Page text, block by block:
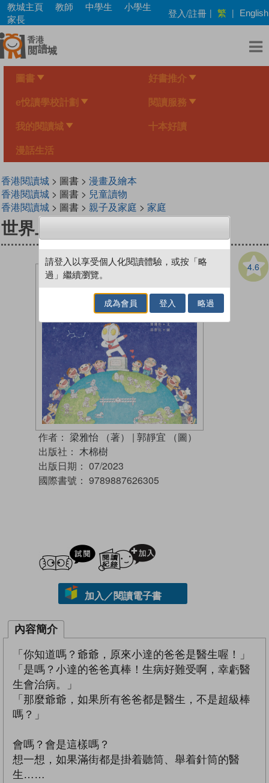
Skip
main
content
教城主頁 教師 中學生
小學生
家長
登入/註冊 | 繁 | English
圖書 好書推介
e悅讀學校計劃 閱讀服務
我的閱讀城 十本好讀
漫話生活
香港閱讀城> 圖書 > 漫畫及繪本
香港閱讀城> 圖書 > 兒童讀物
香港閱讀城> 圖書 > 親子及家庭 > 家庭
世界上最棒的爸爸
4.6
作者： 梁雅怡 （著） | 郭靜宜 （圖）
出版社： 木棉樹
出版日期： 07/2023
國際書號： 9789887626305
試閲
加入／閱讀電子書
內容簡介
「你知道嗎？爺爺，原來小達的爸爸是醫生喔！」
「是嗎？小達的爸爸真棒！生病好難受啊，幸虧醫
生會治病。」
「那麼爺爺，如果所有爸爸都是醫生，不是超級棒
嗎？」
會嗎？會是這樣嗎？
想一想，如果滿街都是掛着聽筒、舉着針筒的醫
生……
請登入以享受個人化閱讀體驗，或按「略
過」繼續瀏覽。
成為會員 登入 略過